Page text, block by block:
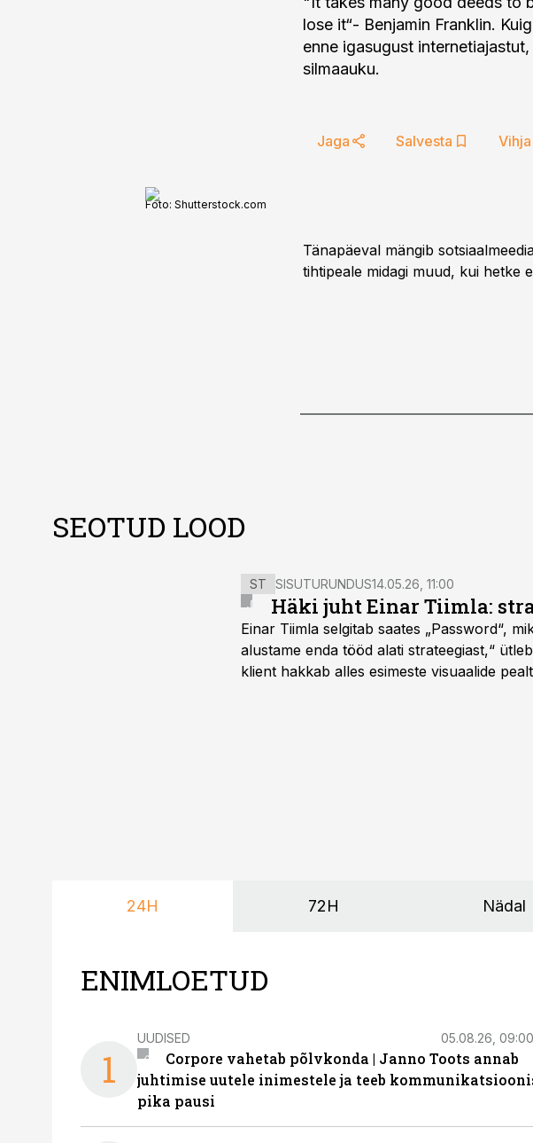
lose it“- Benjamin Franklin.
enne igasugust
silmaauku.
Jaga Salvesta Vihja
Foto: Shutterstock.com
Tänapäeval mängib
tihtipeale midagi muud, kui hetke
SEOTUD LOOD
ST SISUTURUNDUS14.05.26, 11:00
Häki juht Einar Tiimla:
Einar Tiimla selgitab saates „Password“,
alustame enda tööd alati strateegiast,“
klient hakkab alles esimeste visuaalide
24H 72H Nädal
ENIMLOETUD
1
UUDISED 05.08.26, 09:00
Corpore vahetab põlvkonda | Janno Toots annab
juhtimise uutele inimestele ja teeb
pika pausi